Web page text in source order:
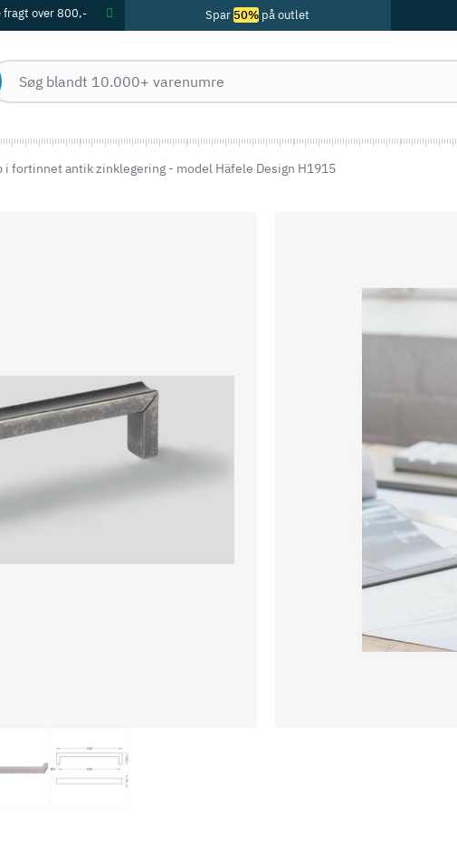
fragt over 800,- Spar 50% på outlet
i fortinnet antik zinklegering - model Häfele Design H1915